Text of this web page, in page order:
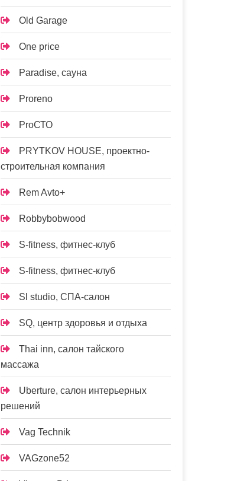
Old Garage
One price
Paradise, сауна
Proreno
ProСТО
PRYTKOV HOUSE, проектно-
строительная компания
Rem Avto+
Robbybobwood
S-fitness, фитнес-клуб
S-fitness, фитнес-клуб
Sl studio, СПА-салон
SQ, центр здоровья и отдыха
Thai inn, салон тайского
массажа
Uberture, салон интерьерных
решений
Vag Technik
VAGzone52